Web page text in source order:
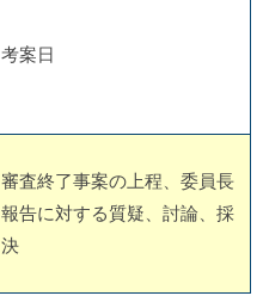
考案日
審査終了事案の上程、委員長
報告に対する質疑、討論、採
決